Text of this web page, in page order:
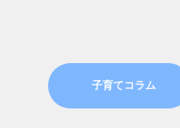
子育てコラム